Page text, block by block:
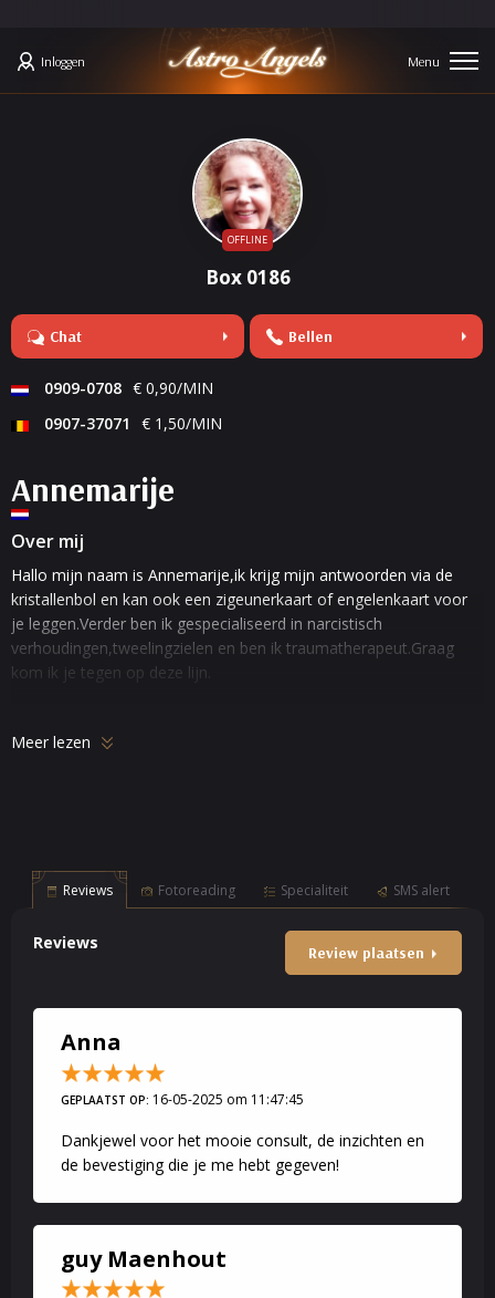
Inloggen
OFFLINE
Box 0186
Chat Bellen
0909-0708 € 0,90/MIN
0907-37071
€ 1,50/MIN
Annemarije
Over mij
Hallo mijn naam is Annemarije,ik krijg mijn antwoorden via de
kristallenbol en kan ook een zigeunerkaart of engelenkaart voor
je leggen.Verder ben ik gespecialiseerd in narcistisch
verhoudingen,tweelingzielen en ben ik traumatherapeut.Graag
kom ik je tegen op deze lijn.
Meer lezen
Reviews Fotoreading Specialiteit SMS alert
Reviews Review plaatsen
Anna
GEPLAATST OP: 16-05-2025 om 11:47:45
Dankjewel voor het mooie consult, de inzichten en
de bevestiging die je me hebt gegeven!
guy Maenhout